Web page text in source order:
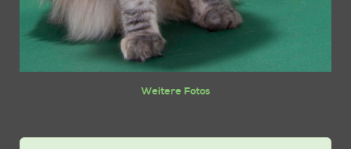
Weitere Fotos